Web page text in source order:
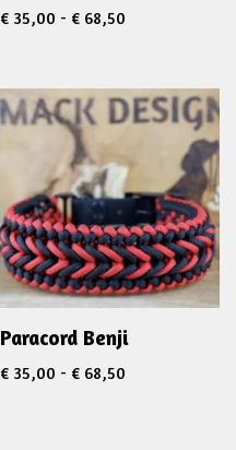
€ 35,00 - € 68,50
Paracord Benji
€ 35,00 - € 68,50